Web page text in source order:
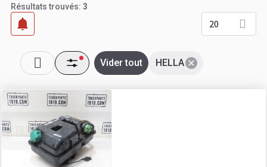
Résultats trouvés: 3
20
HELLA
Vider tout